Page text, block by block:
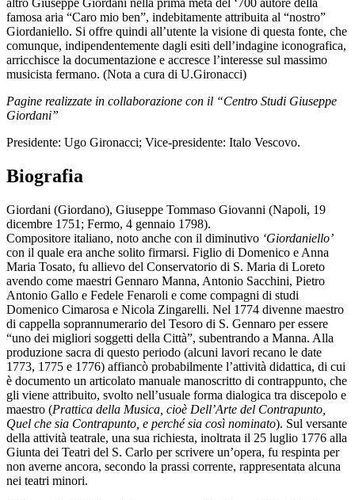
altro Giuseppe Giordani nella prima metà del ‘700 autore della
famosa aria “Caro mio ben”, indebitamente attribuita al “nostro”
Giordaniello. Si offre quindi all’utente la visione di questa fonte, che
comunque, indipendentemente dagli esiti dell’indagine iconografica,
arricchisce la documentazione e accresce l’interesse sul massimo
musicista fermano. (Nota a cura di U.Gironacci)
Pagine realizzate in collaborazione con il “Centro Studi Giuseppe
Giordani”
Presidente: Ugo Gironacci; Vice-presidente: Italo Vescovo.
Biografia
Giordani (Giordano), Giuseppe Tommaso Giovanni (Napoli, 19
dicembre 1751; Fermo, 4 gennaio 1798).
Compositore italiano, noto anche con il diminutivo ‘Giordaniello’
con il quale era anche solito firmarsi. Figlio di Domenico e Anna
Maria Tosato, fu allievo del Conservatorio di S. Maria di Loreto
avendo come maestri Gennaro Manna, Antonio Sacchini, Pietro
Antonio Gallo e Fedele Fenaroli e come compagni di studi
Domenico Cimarosa e Nicola Zingarelli. Nel 1774 divenne maestro
di cappella soprannumerario del Tesoro di S. Gennaro per essere
“uno dei migliori soggetti della Città”, subentrando a Manna. Alla
produzione sacra di questo periodo (alcuni lavori recano le date
1773, 1775 e 1776) affiancò probabilmente l’attività didattica, di cui
è documento un articolato manuale manoscritto di contrappunto, che
gli viene attribuito, svolto nell’usuale forma dialogica tra discepolo e
maestro (Prattica della Musica, cioè Dell’Arte del Contrapunto,
Quel che sia Contrapunto, e perché sia così nominato). Sul versante
della attività teatrale, una sua richiesta, inoltrata il 25 luglio 1776 alla
Giunta dei Teatri del S. Carlo per scrivere un’opera, fu respinta per
non averne ancora, secondo la prassi corrente, rappresentata alcuna
nei teatri minori.